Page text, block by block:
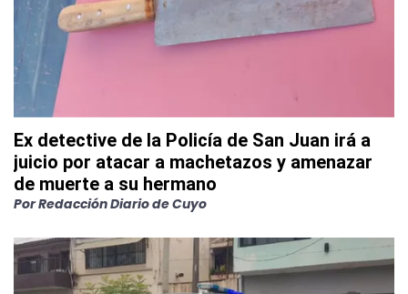
Ex detective de la Policía de San Juan irá a
juicio por atacar a machetazos y amenazar
de muerte a su hermano
PorRedacción Diario de Cuyo